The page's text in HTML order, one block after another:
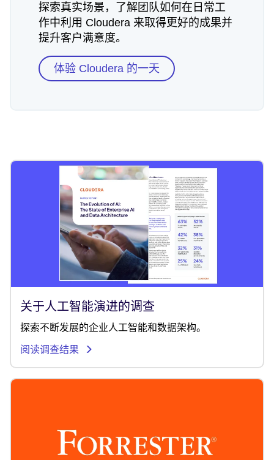
探索真实场景，了解团队如何在日常工
作中利用 Cloudera 来取得更好的成果并
提升客户满意度。
体验 Cloudera 的一天
关于人工智能演进的调查
探索不断发展的企业人工智能和数据架构。
阅读调查结果